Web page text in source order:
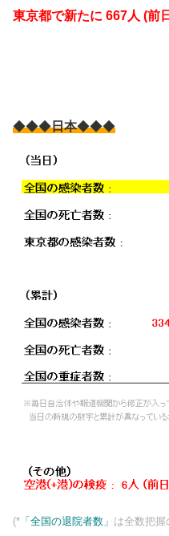
東京都で新たに 667人 (前
◆◆◆日本◆◆◆
(* 「全国の退院者数」 は全数把握